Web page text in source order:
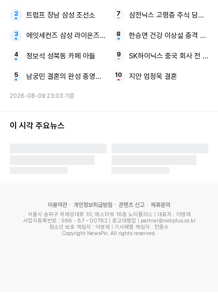
그러면서 "희원이가 한참 힘들 때 영화처럼 재회하고 곁에서
함께한 시간이 비록 짧지만 얼마나 의지되고 위로가 되었을
열했다"며 비통한 심경을 내비쳤다.
홍콩 출신 배우 유덕화 또한 "많은 진심을 울린 실력파 배우 서
희원을 기억한다. 편히 쉬길"이라며 추모의 뜻을 전했다.
트럼프 장남 삼성 조선소
에잇세컨즈 삼성 라이온즈 협업 컬렉션
정보석 성북동 카페 아들
남궁민 결혼의 완성 종영소감
삼전닉스 고령층 주식 담보 대
한승연 건강 이상설 충격 근황
SK하이닉스 중국 회사 전 직원
지안 엄정욱 결혼
2026-08-09 23:03 기준
이 시각 주요뉴스
이용약관 개인정보취급방침 콘텐츠 신고 제휴문의
서울시 송파구 위례성대로 10, 에스타워 18층 노티플러스 | 대표자 : 이영재
사업자등록번호 : 596 - 87 – 00782 | 광고대행업 | partner@notiplus.co.kr
청소년 보호 책임자 : 이영재 | 기사배열 책임자 : 전윤수
Copyright NewsPic. All rights reserved.